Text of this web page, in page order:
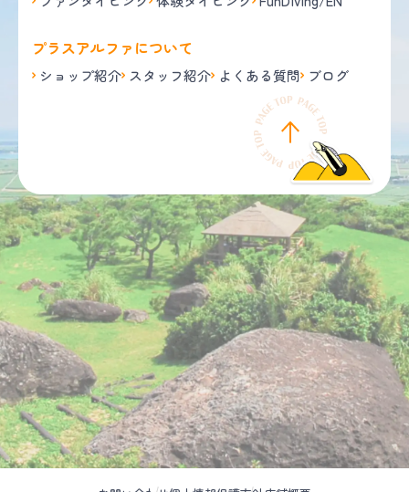
プラスアルファについて
ショップ紹介 スタッフ紹介 よくある質問 ブログ